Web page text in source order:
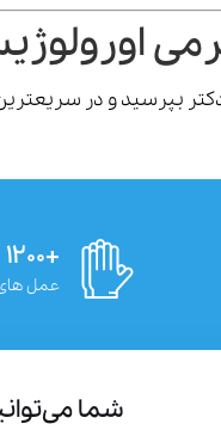
دکتر بپرسید و در
+۱۲۰۰
عمل
شما